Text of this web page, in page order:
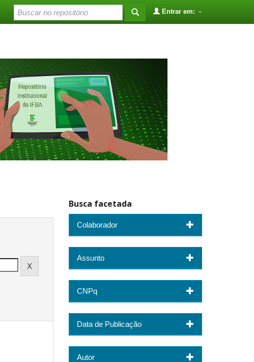
Entrar em:
Busca facetada
Colaborador
Assunto
CNPq
Data de Publicação
Autor